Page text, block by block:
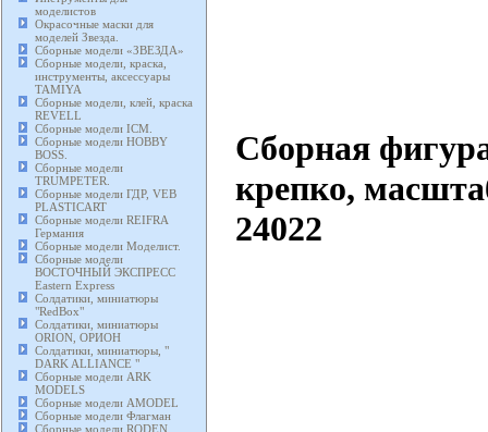
моделистов
Окрасочные маски для
моделей Звезда.
Сборные модели «ЗВЕЗДА»
Сборные модели, краска,
инструменты, аксессуары
TAMIYA
Сборные модели, клей, краска
REVELL
Сборные модели ICM.
Сборные модели HOBBY
BOSS.
Сборные модели
TRUMPETER.
Сборные модели ГДР, VEB
PLASTICART
Сборные модели REIFRA
Германия
Сборные модели Моделист.
Сборные модели
ВОСТОЧНЫЙ ЭКСПРЕСС
Eastern Express
Солдатики, миниатюры
"RedBox"
Солдатики, миниатюры
ORION, ОРИОН
Солдатики, миниатюры, "
DARK ALLIANCE "
Сборные модели ARK
MODELS
Сборные модели AMODEL
Сборные модели Флагман
Сборные модели RODEN
Сборная
крепко,
24022